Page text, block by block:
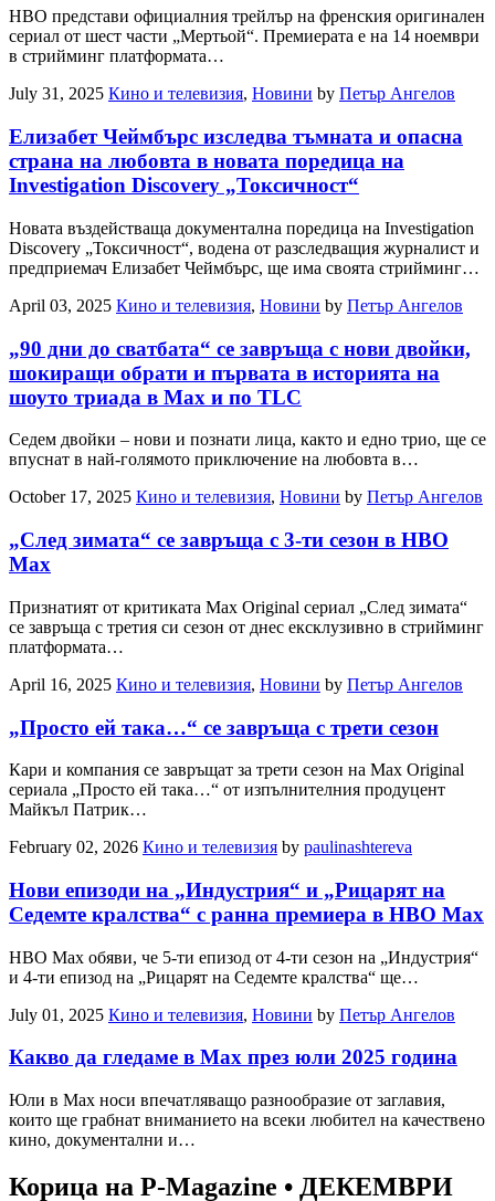
HBO представи официалния трейлър на френския оригинален
сериал от шест части „Мертьой“. Премиерата е на 14 ноември
в стрийминг платформата…
July 31, 2025 Кино и телевизия, Новини by Петър Ангелов
Елизабет Чеймбърс изследва тъмната и опасна
страна на любовта в новата поредица на
Investigation Discovery „Токсичност“
Новата въздействаща документална поредица на Investigation
Discovery „Токсичност“, водена от разследващия журналист и
предприемач Елизабет Чеймбърс, ще има своята стрийминг…
April 03, 2025 Кино и телевизия, Новини by Петър Ангелов
„90 дни до сватбата“ се завръща с нови двойки,
шокиращи обрати и първата в историята на
шоуто триада в Max и по TLC
Седем двойки – нови и познати лица, както и едно трио, ще се
впуснат в най-голямото приключение на любовта в…
October 17, 2025 Кино и телевизия, Новини by Петър Ангелов
„След зимата“ се завръща с 3-ти сезон в HBO
Max
Признатият от критиката Max Original сериал „След зимата“
се завръща с третия си сезон от днес ексклузивно в стрийминг
платформата…
April 16, 2025 Кино и телевизия, Новини by Петър Ангелов
„Просто ей така…“ се завръща с трети сезон
Кари и компания се завръщат за трети сезон на Max Original
сериала „Просто ей така…“ от изпълнителния продуцент
Майкъл Патрик…
February 02, 2026 Кино и телевизия by paulinashtereva
Нови епизоди на „Индустрия“ и „Рицарят на
Седемте кралства“ с ранна премиера в HBO Max
HBO Max обяви, че 5-ти епизод от 4-ти сезон на „Индустрия“
и 4-ти епизод на „Рицарят на Седемте кралства“ ще…
July 01, 2025 Кино и телевизия, Новини by Петър Ангелов
Какво да гледаме в Max през юли 2025 година
Юли в Max носи впечатляващо разнообразие от заглавия,
които ще грабнат вниманието на всеки любител на качествено
кино, документални и…
Корица на P-Magazine • ДЕКЕМВРИ